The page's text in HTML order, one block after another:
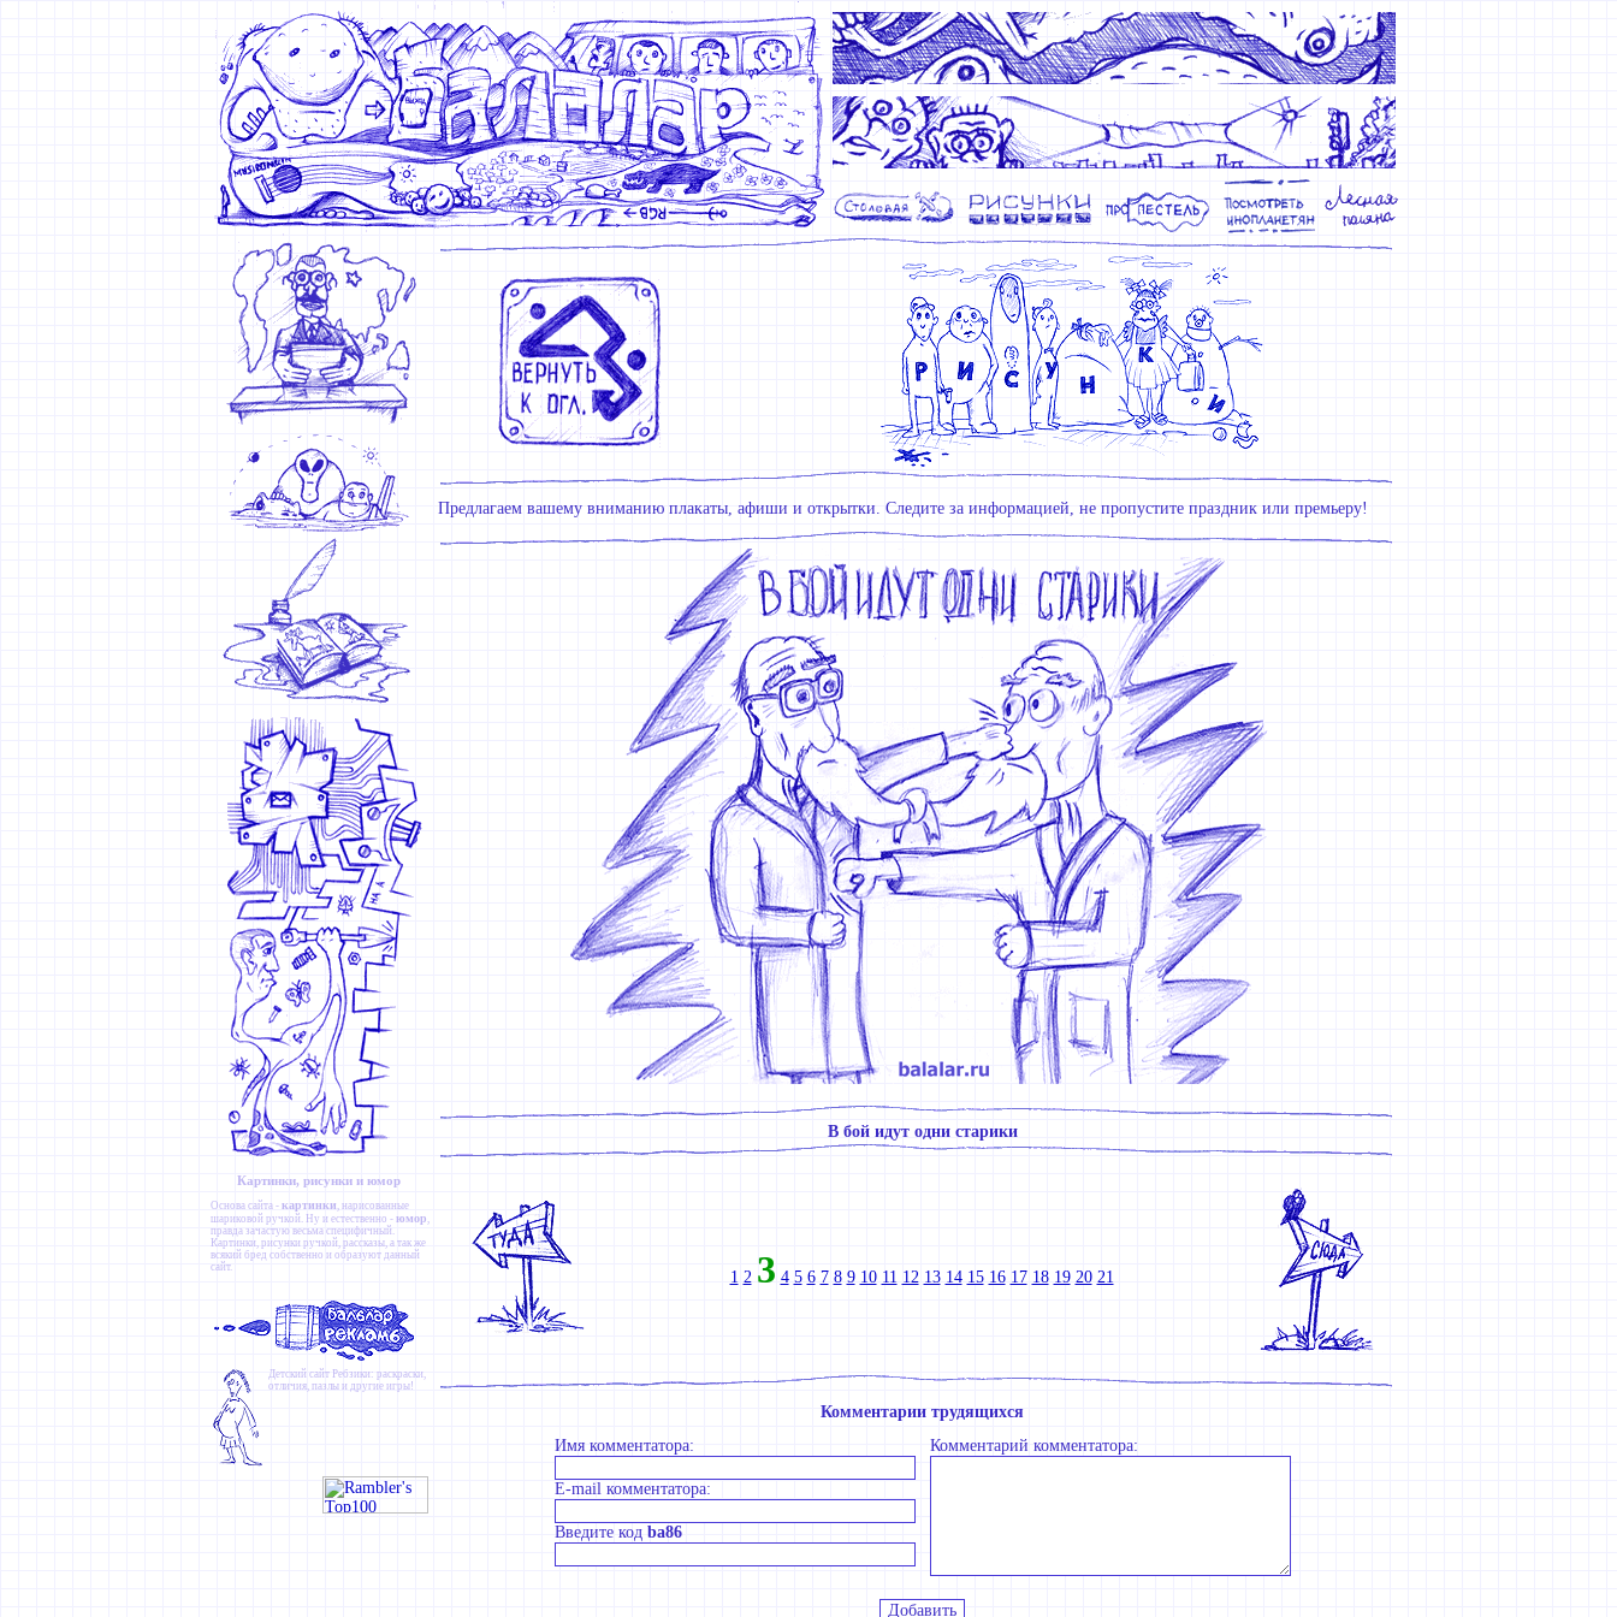
Картинки, рисунки и юмор
Основа сайта - картинки, нарисованные
шариковой ручкой. Ну и естественно - юмор,
правда зачастую весьма специфичный.
Картинки, рисунки ручкой, рассказы, а так же
всякий бред собственно и образуют данный
сайт.
Детский сайт Ребзики: раскраски,
отличия, пазлы и другие игры!
Предлагаем вашему вниманию плакаты, афиши и открытки. Следите за информацией, не пропустите праздник или премьеру!
В бой идут одни старики
1 2 3 4 5 6 7 8 9 10 11 12 13 14 15 16 17 18 19 20 21
Комментарии трудящихся
Имя комментатора:
E-mail комментатора:
Введите код ba86
Комментарий комментатора: